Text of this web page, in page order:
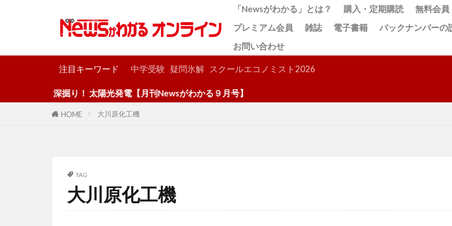
「Newsがわかる」とは？ 購入・定期購読
無料会員
プレミアム会員
雑誌 電子書籍
バックナンバーの
お問い合わせ
注目キーワード 中学受験 疑問氷解 スクールエコノミスト2026
深掘り！ 太陽光発電【月刊Newsがわかる９月号】
HOME 大川原化工機
TAG
大川原化工機
検索